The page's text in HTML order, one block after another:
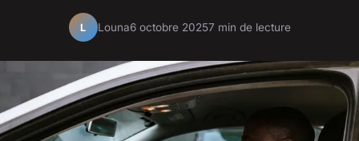
L Louna6 octobre 20257 min de lecture